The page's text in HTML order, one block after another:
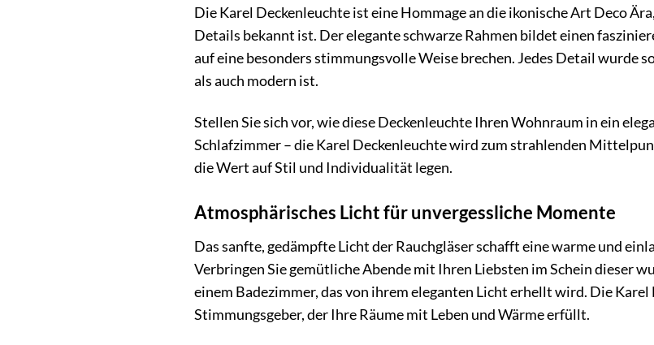
Die Karel Deckenleuchte ist eine Hommage an die ikonische Art Deco
Details bekannt ist. Der elegante schwarze Rahmen bildet einen
auf eine besonders stimmungsvolle Weise brechen. Jedes Detail wurde
als auch modern ist.
Stellen Sie sich vor, wie diese Deckenleuchte Ihren Wohnraum in ein
Schlafzimmer – die Karel Deckenleuchte wird zum strahlenden
die Wert auf Stil und Individualität legen.
Atmosphärisches Licht für unvergessliche Momente
Das sanfte, gedämpfte Licht der Rauchgläser schafft eine warme und
Verbringen Sie gemütliche Abende mit Ihren Liebsten im Schein dieser
einem Badezimmer, das von ihrem eleganten Licht erhellt wird. Die
Stimmungsgeber, der Ihre Räume mit Leben und Wärme erfüllt.